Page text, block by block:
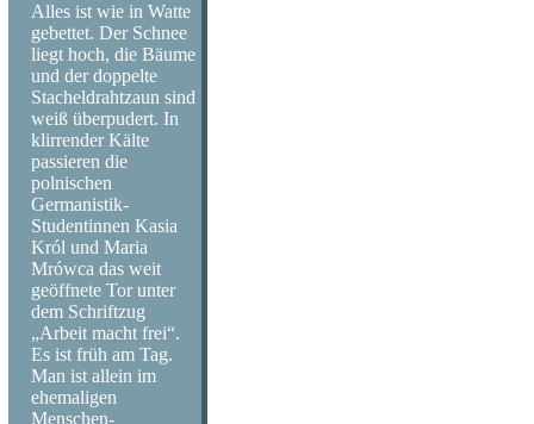
Alles ist wie in Watte
gebettet. Der Schnee
liegt hoch, die Bäume
und der doppelte
Stacheldrahtzaun sind
weiß überpudert. In
klirrender Kälte
passieren die
polnischen
Germanistik-
Studentinnen Kasia
Król und Maria
Mrówca das weit
geöffnete Tor unter
dem Schriftzug
„Arbeit macht frei“.
Es ist früh am Tag.
Man ist allein im
ehemaligen
Menschen-